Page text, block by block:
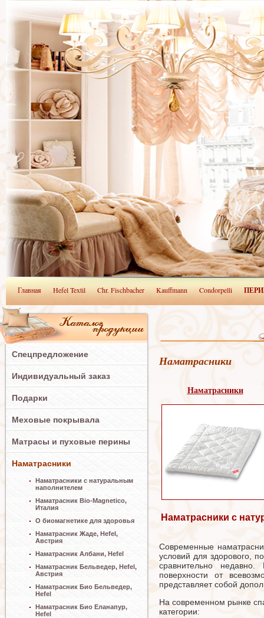
Главная Hefel Textil Chr. Fischbacher Kauffmann Condorpelli
Спецпредложение
Индивидуальный заказ
Подарки
Меховые покрывала
Матрасы и пуховые перины
Наматрасники
Наматрасники с натуральным
наполнителем
Наматрасник Bio-Magnetico,
Италия
О биомагнетике для здоровья
Наматрасник Жаде, Hefel,
Австрия
Наматрасник Албани, Hefel
Наматрасник Бельведер, Hefel,
Австрия
Наматрасник Био Бельведер,
Hefel
Наматрасник Био Еланапур,
Hefel
Наматрасники
Наматрасники
Наматрасники с
Современные
условий для здорового,
сравнительно
поверхности от
представляет собой
На современном рынке
категории: